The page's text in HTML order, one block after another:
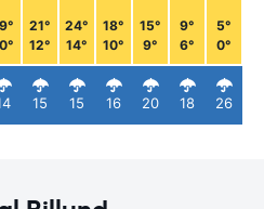
21°
12°
15
24°
14°
15
18°
10°
16
15°
9°
20
9°
6°
18
5°
0°
26